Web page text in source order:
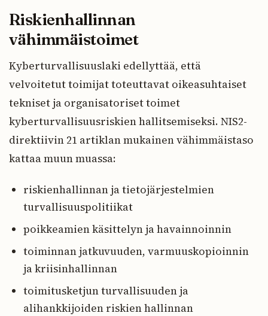
Riskienhallinnan
vähimmäistoimet
Kyberturvallisuuslaki edellyttää, että
velvoitetut toimijat toteuttavat oikeasuhtaiset
tekniset ja organisatoriset toimet
kyberturvallisuusriskien hallitsemiseksi. NIS2-
direktiivin 21 artiklan mukainen vähimmäistaso
kattaa muun muassa:
riskienhallinnan ja tietojärjestelmien
turvallisuuspolitiikat
poikkeamien käsittelyn ja havainnoinnin
toiminnan jatkuvuuden, varmuuskopioinnin
ja kriisinhallinnan
toimitusketjun turvallisuuden ja
alihankkijoiden riskien hallinnan